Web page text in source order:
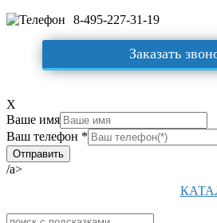
8-495-227-31-19
Заказать
X
Ваше имя
Ваш телефон *
/a>